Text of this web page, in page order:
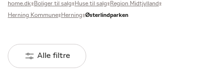
home.dk Boliger til salg Huse til salg
Region Midtjylland
Herning Kommune
Herning Østerlindparken
Alle filtre